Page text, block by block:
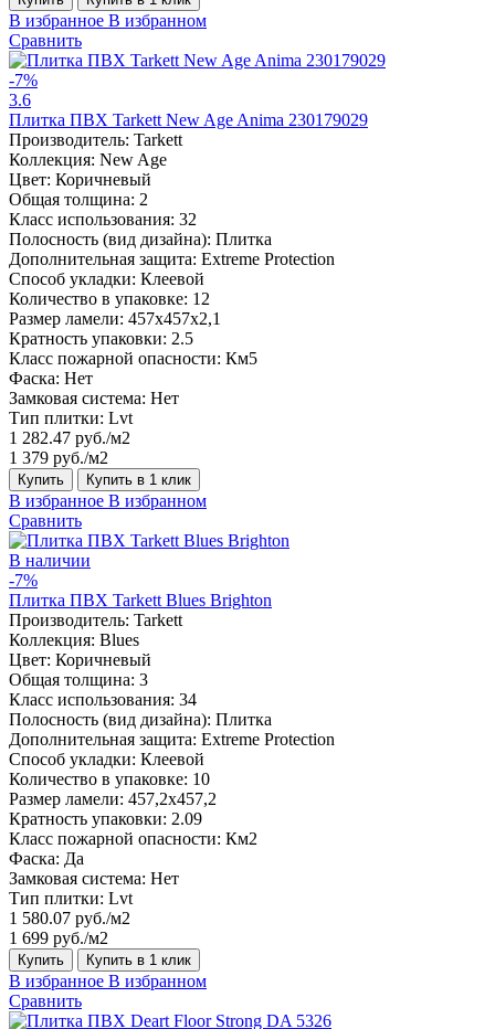
В избранное В избранном
Сравнить
-7%
3.6
Плитка ПВХ Tarkett New Age Anima 230179029
Производитель: Tarkett
Коллекция: New Age
Цвет: Коричневый
Общая толщина: 2
Класс использования: 32
Полосность (вид дизайна): Плитка
Дополнительная защита: Extreme Protection
Способ укладки: Клеевой
Количество в упаковке: 12
Размер ламели: 457x457x2,1
Кратность упаковки: 2.5
Класс пожарной опасности: Км5
Фаска: Нет
Замковая система: Нет
Тип плитки: Lvt
1 282.47 руб./м2
1 379 руб./м2
Купить Купить в 1 клик
В избранное В избранном
Сравнить
В наличии
-7%
Плитка ПВХ Tarkett Blues Brighton
Производитель: Tarkett
Коллекция: Blues
Цвет: Коричневый
Общая толщина: 3
Класс использования: 34
Полосность (вид дизайна): Плитка
Дополнительная защита: Extreme Protection
Способ укладки: Клеевой
Количество в упаковке: 10
Размер ламели: 457,2х457,2
Кратность упаковки: 2.09
Класс пожарной опасности: Км2
Фаска: Да
Замковая система: Нет
Тип плитки: Lvt
1 580.07 руб./м2
1 699 руб./м2
Купить Купить в 1 клик
В избранное В избранном
Сравнить